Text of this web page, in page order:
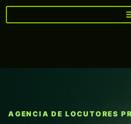
AGENCIA DE LOCUTORES